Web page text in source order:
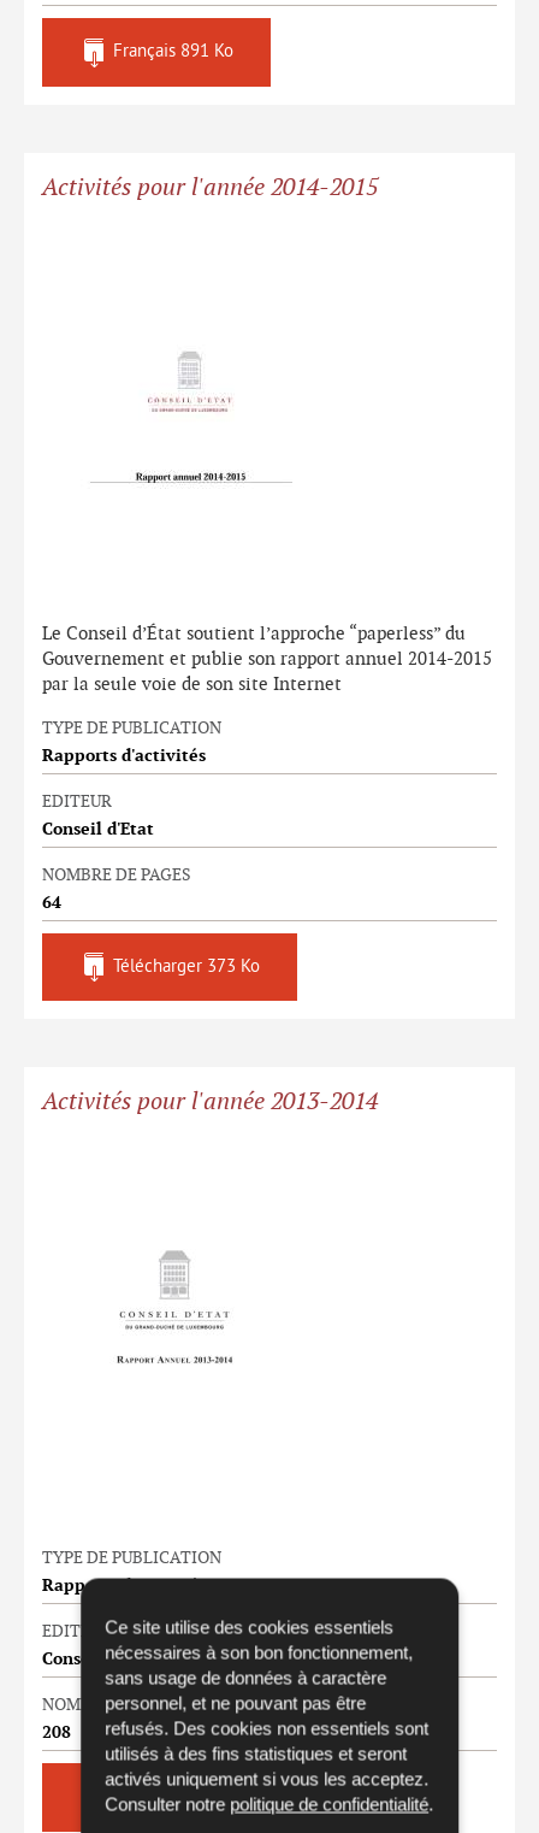
Ce site utilise des cookies essentiels
nécessaires à son bon fonctionnement,
sans usage de données à caractère
personnel, et ne pouvant pas être
refusés. Des cookies non essentiels sont
utilisés à des fins statistiques et seront
activés uniquement si vous les acceptez.
Consulter notre politique de confidentialité.
Français 891 Ko
Activités pour l'année 2014-2015
Le Conseil d’État soutient l’approche “paperless” du
Gouvernement et publie son rapport annuel 2014-2015
par la seule voie de son site Internet
TYPE DE PUBLICATION
Rapports d'activités
EDITEUR
Conseil d'Etat
NOMBRE DE PAGES
64
Télécharger 373 Ko
Activités pour l'année 2013-2014
TYPE DE PUBLICATION
Rapports d'activités
EDITEUR
Conseil d'Etat
NOMBRE DE PAGES
208
Télécharger9,63 Mo